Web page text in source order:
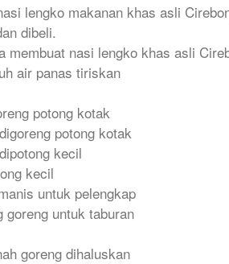
lengko makanan khas asli
dibeli.
membuat nasi lengko khas asli
air panas tiriskan
potong kotak
potong kotak
kecil
kecil
untuk pelengkap
goreng untuk taburan
goreng dihaluskan